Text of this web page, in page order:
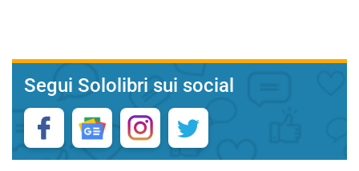
Segui Sololibri sui social